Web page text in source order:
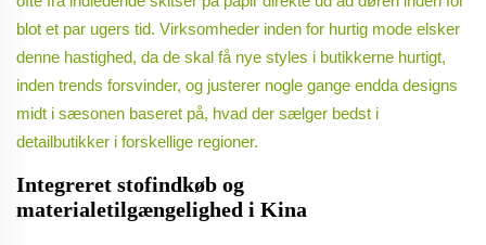
blot et par ugers tid. Virksomheder inden for hurtig mode elsker
denne hastighed, da de skal få nye styles i butikkerne hurtigt,
inden trends forsvinder, og justerer nogle gange endda designs
midt i sæsonen baseret på, hvad der sælger bedst i
detailbutikker i forskellige regioner.
Integreret stofindkøb og
materialetilgængelighed i Kina